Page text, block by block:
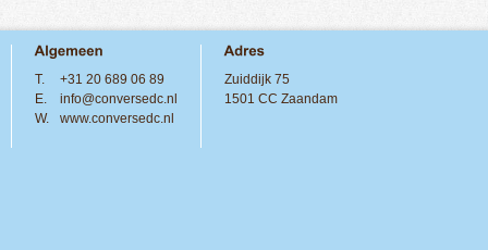
T.
+31 20 689 06 89
E.
info@conversedc.nl
W.
www.conversedc.nl
Zuiddijk 75
1501 CC Zaandam